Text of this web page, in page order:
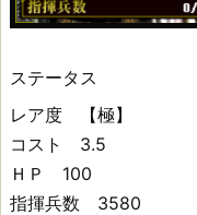
景
ス
キ
ステータス
レア度 【極】
コスト 3.5
ＨＰ 100
指揮兵数 3580